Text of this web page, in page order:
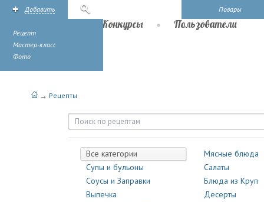
Повары
Добавить
Рецепт
Мастер-класс
Фото
Конкурсы Пользователи
→ Рецепты
Рецепты | Повары.ру
Все категории
Мясные блюда
Супы и бульоны
Салаты
Соусы и Заправки
Блюда из Круп
Выпечка
Десерты